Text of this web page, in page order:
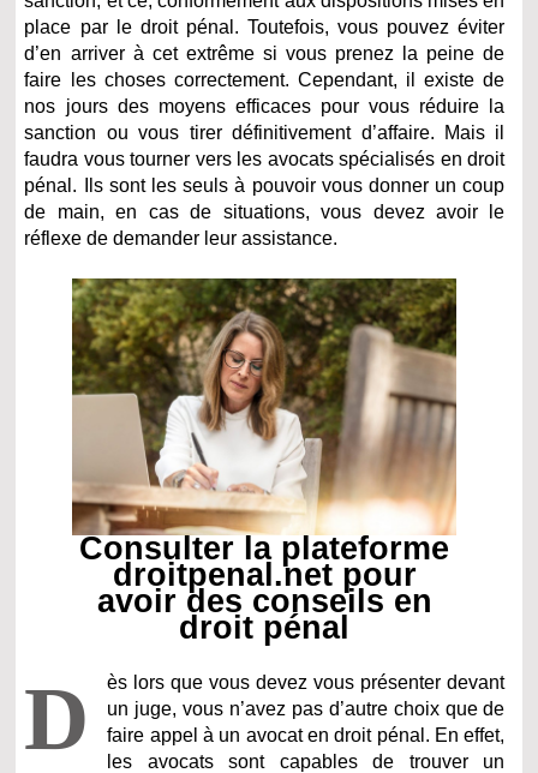
place par le droit pénal. Toutefois, vous pouvez éviter
d’en arriver à cet extrême si vous prenez la peine de
faire les choses correctement. Cependant, il existe de
nos jours des moyens efficaces pour vous réduire la
sanction ou vous tirer définitivement d’affaire. Mais il
faudra vous tourner vers les avocats spécialisés en droit
pénal. Ils sont les seuls à pouvoir vous donner un coup
de main, en cas de situations, vous devez avoir le
réflexe de demander leur assistance.
Consulter la plateforme
droitpenal.net pour
avoir des conseils en
droit pénal
D
ès lors que vous devez vous présenter devant
un juge, vous n’avez pas d’autre choix que de
faire appel à un avocat en droit pénal. En effet,
les avocats sont capables de trouver un